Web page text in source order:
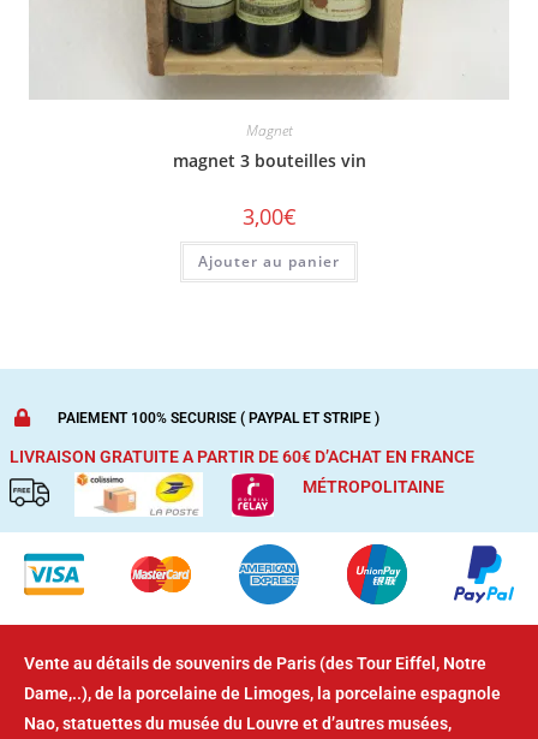
Magnet
magnet 3 bouteilles vin
3,00€
Ajouter au panier
PAIEMENT 100% SECURISE ( PAYPAL ET STRIPE )
LIVRAISON GRATUITE A PARTIR DE 60€ D’ACHAT EN FRANCE
MÉTROPOLITAINE
Vente au détails de souvenirs de Paris (des Tour Eiffel, Notre
Dame,..), de la porcelaine de Limoges, la porcelaine espagnole
Nao, statuettes du musée du Louvre et d’autres musées,